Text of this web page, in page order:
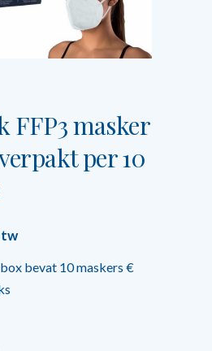
FFP3 masker
per 10
bevat 10 maskers €